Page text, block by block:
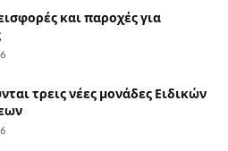
και παροχές για
τρεις νέες μονάδες Ειδικών